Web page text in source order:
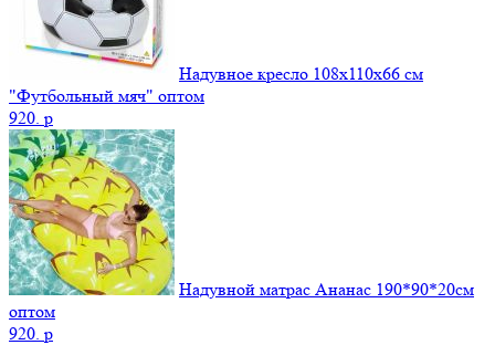
Надувное кресло 108х110х66 см
"Футбольный мяч" оптом
920. p
Надувной матрас Ананас 190*90*20см
оптом
920. p